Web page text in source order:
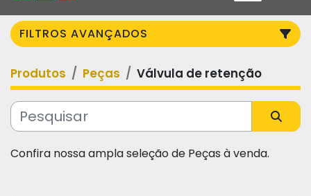
FILTROS AVANÇADOS
Categoria
Fabricante
Produtos Peças Válvula de retenção
Confira nossa ampla seleção de Peças à venda.